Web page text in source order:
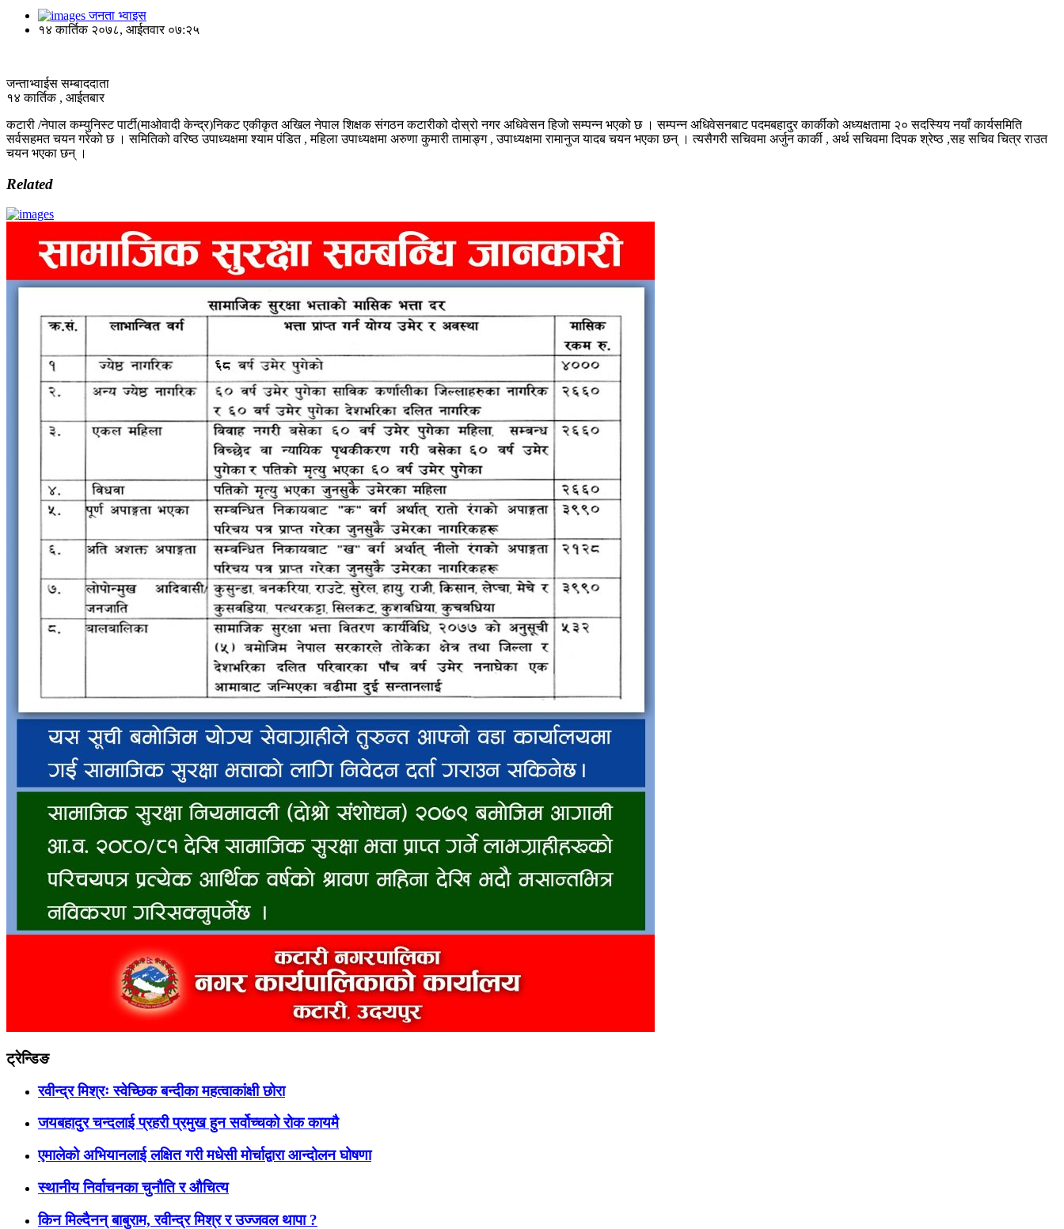
जनता भ्वाइस
१४ कार्तिक २०७८, आईतवार ०७:२५
जन्ताभ्वाईस सम्बाददाता
१४ कार्तिक , आईतबार
कटारी /नेपाल कम्युनिस्ट पार्टी(माओवादी केन्द्र)निकट एकीकृत अखिल नेपाल शिक्षक संगठन कटारीको दोस्रो नगर अधिवेसन हिजो सम्पन्न भएको छ । सम्पन्न अधिवेसनबाट पदमबहादुर कार्कीको अध्यक्षतामा २० सदस्यिय नयाँ कार्यसमिति
सर्वसहमत चयन गरेको छ । समितिको वरिष्ठ उपाध्यक्षमा श्याम पंडित , महिला उपाध्यक्षमा अरुणा कुमारी तामाङ्ग , उपाध्यक्षमा रामानुज यादब चयन भएका छन् । त्यसैगरी सचिवमा अर्जुन कार्की , अर्थ सचिवमा दिपक श्रेष्ठ ,सह सचिव चित्र राउत
चयन भएका छन् ।
Related
ट्रेन्डिङ
रवीन्द्र मिश्रः स्वेच्छिक बन्दीका महत्वाकांक्षी छोरा
जयबहादुर चन्दलाई प्रहरी प्रमुख हुन सर्वोच्चको रोक कायमै
एमालेको अभियानलाई लक्षित गरी मधेसी मोर्चाद्वारा आन्दोलन घोषणा
स्थानीय निर्वाचनका चुनौति र औचित्य
किन मिल्दैनन् बाबुराम, रवीन्द्र मिश्र र उज्जवल थापा ?